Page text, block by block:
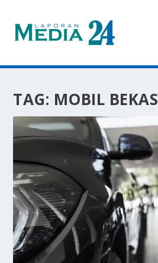
TAG: MOBIL BEKAS